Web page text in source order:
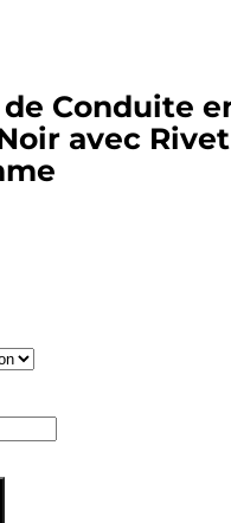
Conduite
avec Rivet